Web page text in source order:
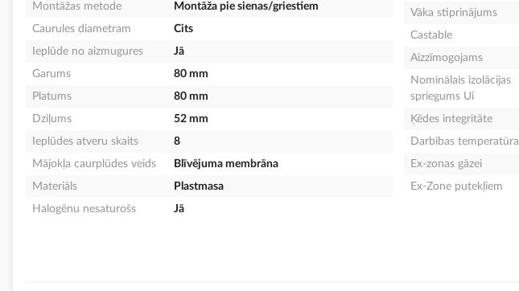
Montāžas metode
Montāža pie sienas/griestiem
Caurules diametram
Cits
Ieplūde no aizmugures
Jā
Garums
80 mm
Platums
80 mm
Dziļums
52 mm
Ieplūdes atveru skaits
8
Mājokļa caurplūdes veids
Blīvējuma membrāna
Materiāls
Plastmasa
Halogēnu nesaturošs
Jā
Vāka stiprinājums
Castable
Aizzīmogojams
Nominālais izolācijas
spriegums Ui
Ķēdes integritāte
Darbības temperatūra
Ex-zonas gāzei
Ex-Zone putekļiem